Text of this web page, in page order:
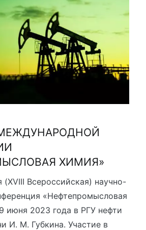
ХИМИЯ»
Всероссийская) научно-
«Нефтепромысловая
июня 2023 года в РГУ нефти
И. М. Губкина. Участие в